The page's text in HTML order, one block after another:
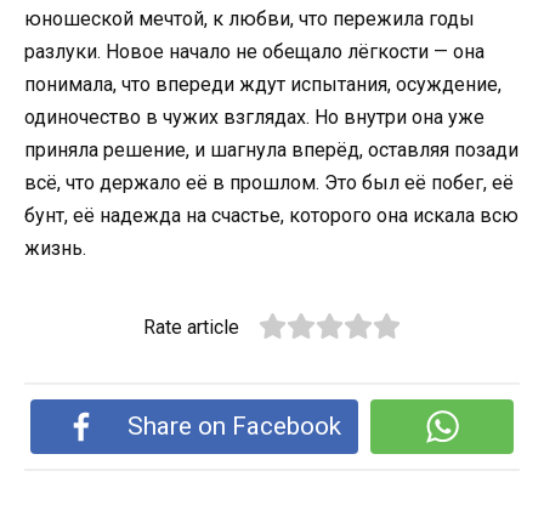
юношеской мечтой, к любви, что пережила годы
разлуки. Новое начало не обещало лёгкости — она
понимала, что впереди ждут испытания, осуждение,
одиночество в чужих взглядах. Но внутри она уже
приняла решение, и шагнула вперёд, оставляя позади
всё, что держало её в прошлом. Это был её побег, её
бунт, её надежда на счастье, которого она искала всю
жизнь.
Rate article
Share on Facebook